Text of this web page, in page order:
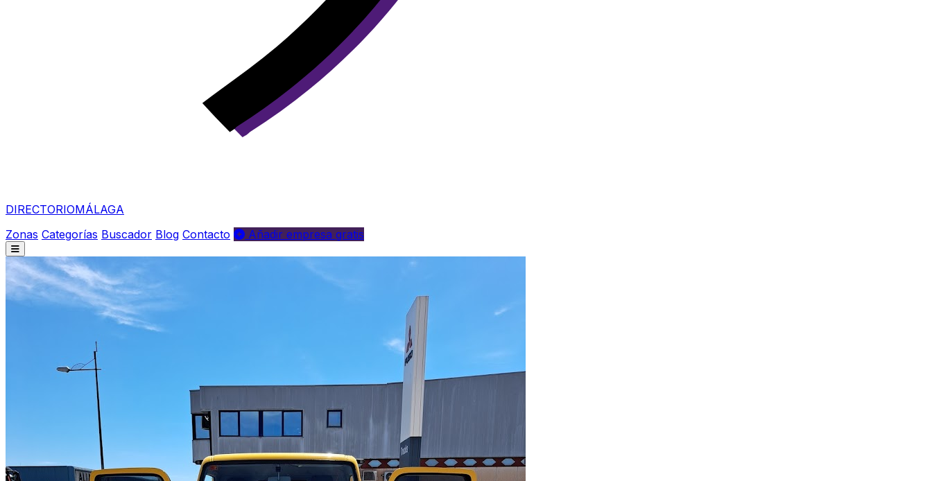
DIRECTORIOMÁLAGA
Zonas Categorías Buscador Blog Contacto Añadir empresa gratis